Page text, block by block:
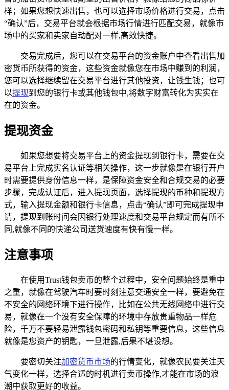
样；如果您想快速出售，也可以选择市场价格进行交易，点击
“确认”后，交易平台就会根据市场行情进行匹配交易，就像市
场中的买家和卖家自动配对一样,高效快捷。
交易完成后，您可以在交易平台的资金账户中查看出售加
密货币所获得的资金，这些资金就像您在市场中赚到的利润，
您可以选择继续留在交易平台进行其他投资，让钱生钱；也可
以提现到您的银行卡或其他钱包中,将数字财富转化为实实在
在的资金。
提现资金
如果您想要将交易平台上的资金提现到银行卡，需要在交
易平台上完成实名认证等相关操作，这一步就像是在银行开户
时需要提供身份信息一样，是保障资金安全和合规交易的必要
步骤，完成认证后，进入提现页面，选择提现的币种和提现方
式，输入提现金额和银行卡信息，点击“确认”即可完成提现申
请，提现到账时间会因银行处理速度和交易平台规定而有所不
同,就像不同的快递公司送货速度有快有慢一样。
注意事项
在使用Trust钱包卖币的整个过程中，安全问题始终是重中
之重，就像在驾驶汽车时要时刻注意交通安全一样，要避免在
不安全的网络环境下进行操作，比如在公共无线网络中进行交
易，就像在一个没有安全保障的环境中存放贵重物品一样危
险，千万不要轻易泄露钱包密码和私钥等重要信息，这些信息
就像是您资产的钥匙，一旦泄露,后果不堪设想。
要密切关注加密货币市场的行情变化，就像农民要关注天
气变化一样，选择合适的时机进行卖币操作,才能在市场的浪
潮中获取更好的收益。